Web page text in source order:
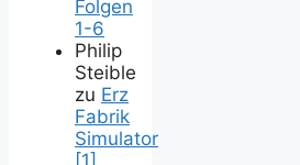
Folgen
1-6
Philip
Steible
zu Erz
Fabrik
Simulator
[1]